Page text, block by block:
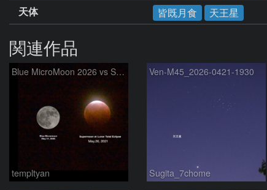
天体
皆既月食 天王星
関連作品
Blue MicroMoon 2026 vs SuperMoon at Total Eclipse 2021
templtyan
Ven-M45_2026-0421-1930
Sugita_7chome